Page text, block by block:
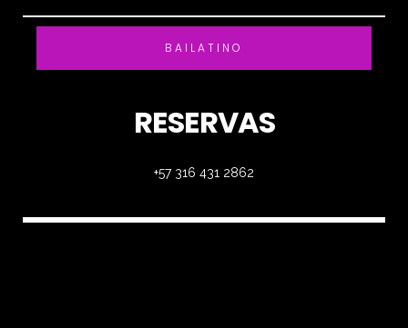
BAILATINO
RESERVAS
+57 316 431 2862